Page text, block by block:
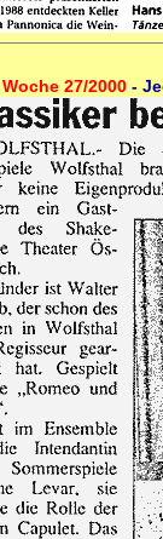
Woche 27/2000 -